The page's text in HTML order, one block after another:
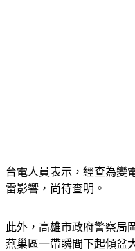
台電人員表示，經查為變
雷影響，尚待查明。
此外，高雄市政府警察局
燕巢區一帶瞬間下起傾盆